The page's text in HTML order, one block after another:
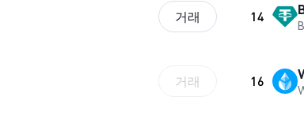
거래 14
거래 16